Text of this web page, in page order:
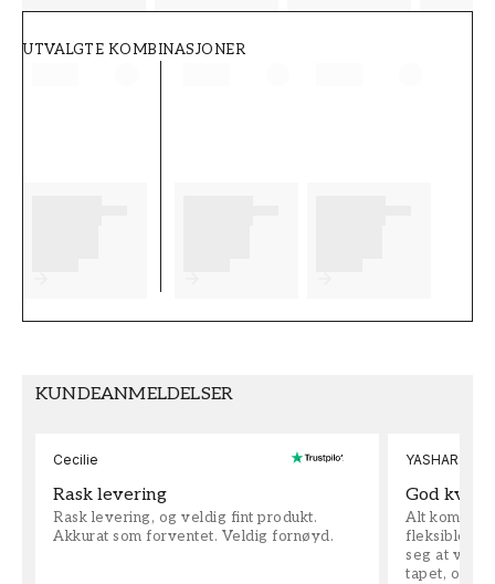
UTVALGTE KOMBINASJONER
KUNDEANMELDELSER
Cecilie
Rask levering
Rask levering, og veldig fint produkt.
Akkurat som forventet. Veldig fornøyd.
YASHAR
God
Alt kom
fleksible på
seg at vi
tapet, og